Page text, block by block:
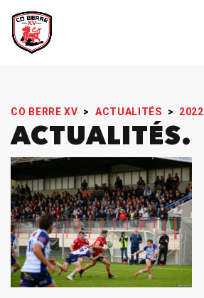
CO BERRE XV > ACTUALITÉS > 2022
ACTUALITÉS